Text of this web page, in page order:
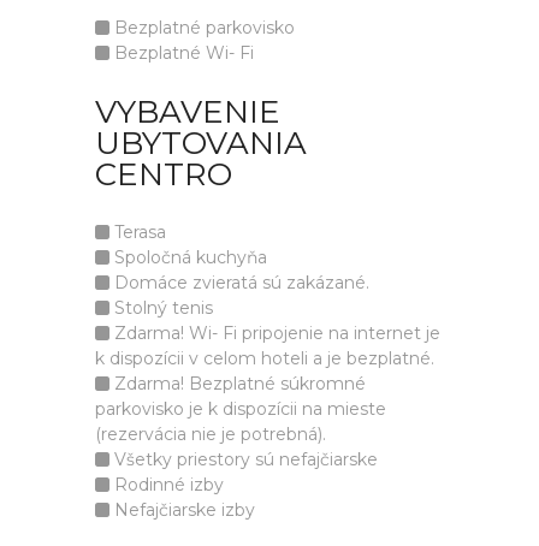
Bezplatné parkovisko
Bezplatné Wi- Fi
VYBAVENIE
UBYTOVANIA
CENTRO
Terasa
Spoločná kuchyňa
Domáce zvieratá sú zakázané.
Stolný tenis
Zdarma! Wi- Fi pripojenie na internet je
k dispozícii v celom hoteli a je bezplatné.
Zdarma! Bezplatné súkromné
parkovisko je k dispozícii na mieste
(rezervácia nie je potrebná).
Všetky priestory sú nefajčiarske
Rodinné izby
Nefajčiarske izby